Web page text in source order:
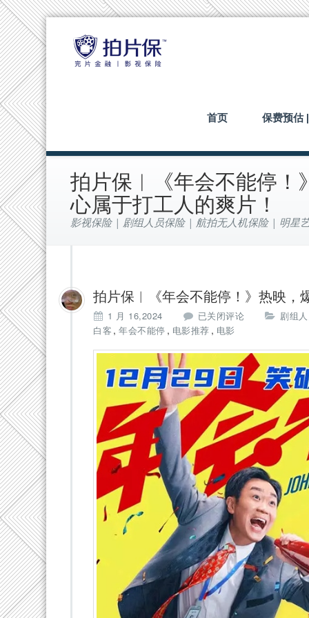
首页 保费预估
拍片保︱《年会不能停！
心属于打工人的爽片！
影视保险 | 剧组人员保险 | 航拍无人机保险 | 明星
拍片保︱《年会不能停！》热映，
1 月 16,2024
拍
片
︱
《年
会
不
停！》
热
映，
爆
笑
扎
心
属
于
打
工
人
的
爽
已关闭评论
剧组
白客 , 年会不能停 , 电影推荐 , 电影